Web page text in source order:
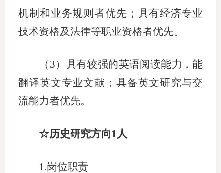
协会采
廉政举
机制和业务规则者优先；具有经济专业
技术资格及法律等职业资格者优先。
（ 3）具有较强的英语阅读能力，能
翻译英文专业文献；具备英文研究与交
流能力者优先。
☆历史研究方向1人
1.岗位职责